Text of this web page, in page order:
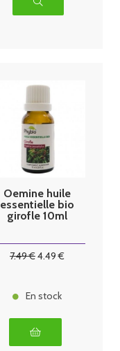
Oemine huile
essentielle bio
girofle 10ml
7.49€4.49 €
En stock